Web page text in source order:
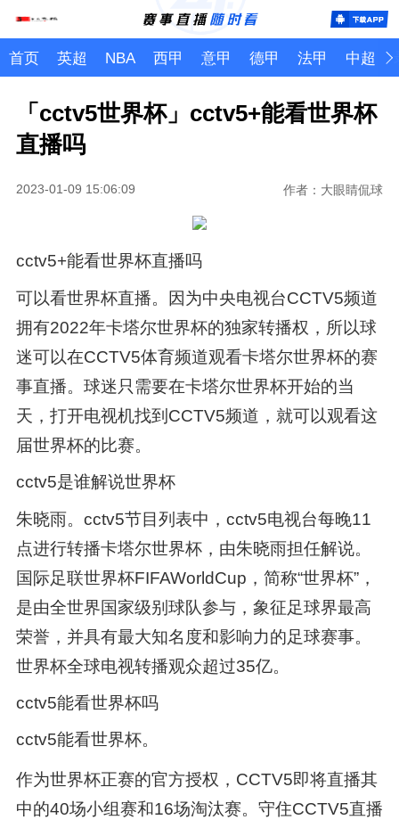
首页 英超 NBA 西甲 意甲 德甲 法甲 中超
「cctv5世界杯」cctv5+能看世界杯
直播吗
2023-01-09 15:06:09 作者：大眼睛侃球
cctv5+能看世界杯直播吗
可以看世界杯直播。因为中央电视台CCTV5频道
拥有2022年卡塔尔世界杯的独家转播权，所以球
迷可以在CCTV5体育频道观看卡塔尔世界杯的赛
事直播。球迷只需要在卡塔尔世界杯开始的当
天，打开电视机找到CCTV5频道，就可以观看这
届世界杯的比赛。
cctv5是谁解说世界杯
朱晓雨。cctv5节目列表中，cctv5电视台每晚11
点进行转播卡塔尔世界杯，由朱晓雨担任解说。
国际足联世界杯FIFAWorldCup，简称“世界杯”，
是由全世界国家级别球队参与，象征足球界最高
荣誉，并具有最大知名度和影响力的足球赛事。
世界杯全球电视转播观众超过35亿。
cctv5能看世界杯吗
cctv5能看世界杯。
作为世界杯正赛的官方授权，CCTV5即将直播其
中的40场小组赛和16场淘汰赛。守住CCTV5直播